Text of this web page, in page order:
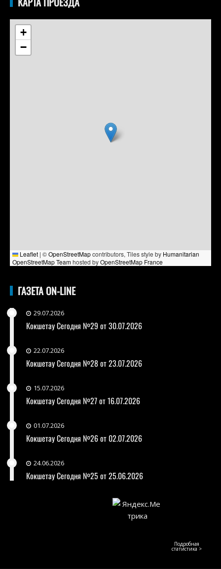
+
−
Leaflet | ©OpenStreetMapcontributors, Tiles style by Humanitarian
OpenStreetMap Teamhosted byOpenStreetMap France
ГАЗЕТА ON-LINE
29.07.2026
Кокшетау Сегодня №29 от 30.07.2026
22.07.2026
Кокшетау Сегодня №28 от 23.07.2026
15.07.2026
Кокшетау Сегодня №27 от 16.07.2026
01.07.2026
Кокшетау Сегодня №26 от 02.07.2026
24.06.2026
Кокшетау Сегодня №25 от 25.06.2026
Подробная
статистика >